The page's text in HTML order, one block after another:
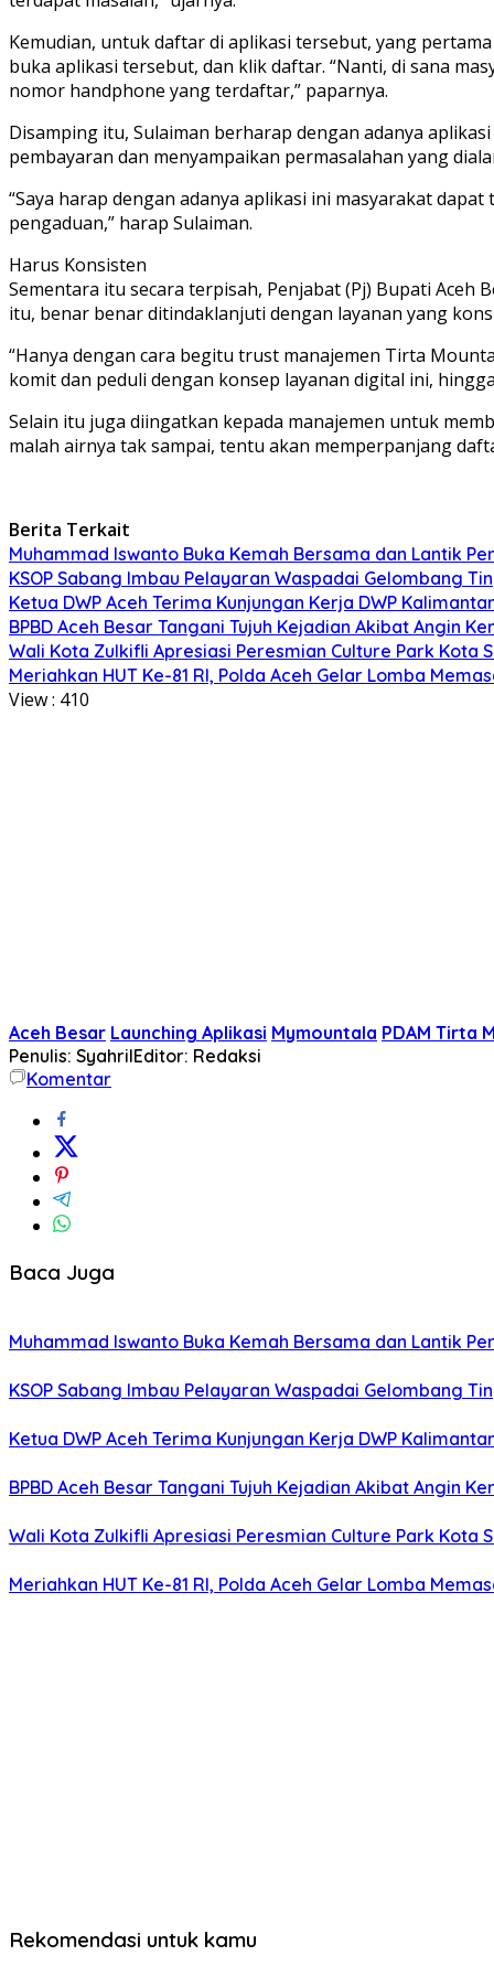
Kemudian, untuk daftar di aplikasi tersebut, yang
buka aplikasi tersebut, dan klik daftar. “Nanti, di sana
nomor handphone yang terdaftar,” paparnya.
Disamping itu, Sulaiman berharap dengan adanya
pembayaran dan menyampaikan permasalahan yang
“Saya harap dengan adanya aplikasi ini masyarakat
pengaduan,” harap Sulaiman.
Harus Konsisten
Sementara itu secara terpisah, Penjabat (Pj) Bupati Aceh
itu, benar benar ditindaklanjuti dengan layanan yang
“Hanya dengan cara begitu trust manajemen Tirta
komit dan peduli dengan konsep layanan digital ini,
Selain itu juga diingatkan kepada manajemen untuk
malah airnya tak sampai, tentu akan memperpanjang
Berita Terkait
Muhammad Iswanto Buka Kemah Bersama dan Lantik
KSOP Sabang Imbau Pelayaran Waspadai Gelombang
Ketua DWP Aceh Terima Kunjungan Kerja DWP
BPBD Aceh Besar Tangani Tujuh Kejadian Akibat Angin
Wali Kota Zulkifli Apresiasi Peresmian Culture Park Kota
Meriahkan HUT Ke-81 RI, Polda Aceh Gelar Lomba
View : 410
Aceh Besar Launching Aplikasi Mymountala PDAM Tirta
Penulis: SyahrilEditor: Redaksi
Komentar
Baca Juga
Muhammad Iswanto Buka Kemah Bersama dan Lantik
KSOP Sabang Imbau Pelayaran Waspadai Gelombang
Ketua DWP Aceh Terima Kunjungan Kerja DWP
BPBD Aceh Besar Tangani Tujuh Kejadian Akibat Angin
Wali Kota Zulkifli Apresiasi Peresmian Culture Park Kota
Meriahkan HUT Ke-81 RI, Polda Aceh Gelar Lomba
Rekomendasi untuk kamu